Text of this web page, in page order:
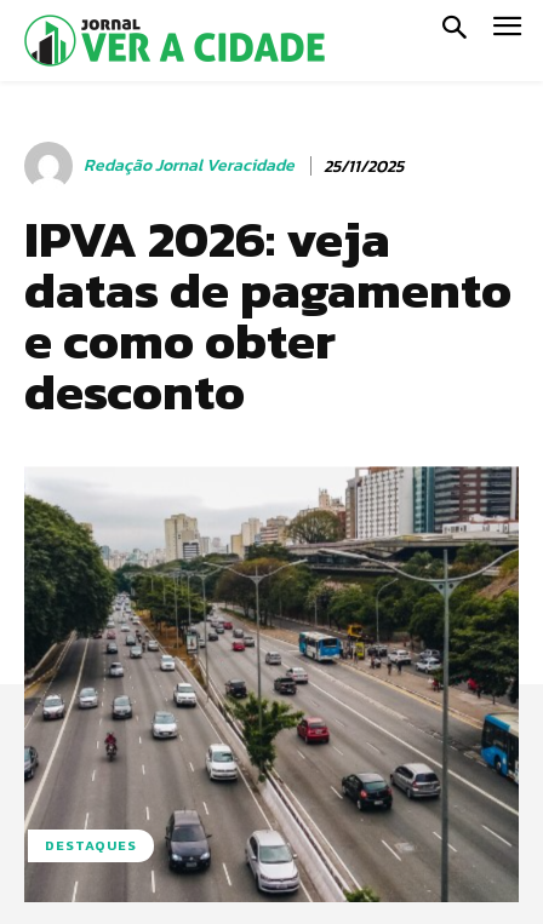
Redação Jornal Veracidade 25/11/2025
IPVA 2026: veja
datas de pagamento
e como obter
desconto
DESTAQUES